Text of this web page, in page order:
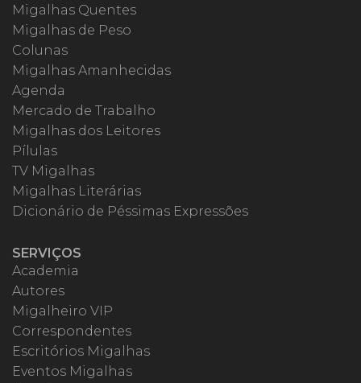
Migalhas Quentes
Migalhas de Peso
Colunas
Migalhas Amanhecidas
Agenda
Mercado de Trabalho
Migalhas dos Leitores
Pílulas
TV Migalhas
Migalhas Literárias
Dicionário de Péssimas Expressões
SERVIÇOS
Academia
Autores
Migalheiro VIP
Correspondentes
Escritórios Migalhas
Eventos Migalhas